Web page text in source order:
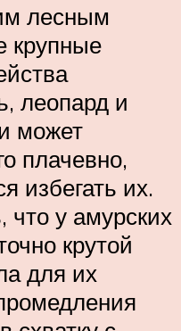
лесным
крупные
леопард и
может
плачевно,
избегать их.
что у амурских
крутой
для их